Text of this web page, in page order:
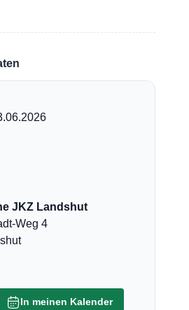
JKZ Landshut
Weg 4
In meinen Kalender